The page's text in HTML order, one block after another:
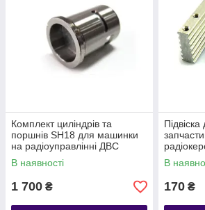
Комплект циліндрів та
поршнів SH18 для машинки
на радіоуправлінні ДВС
(TE1824E запчастини Himoto)
В наявності
1 700 ₴
Himoto)
В
170 ₴